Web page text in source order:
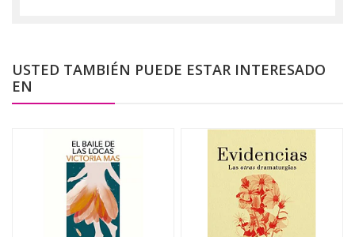
USTED TAMBIÉN PUEDE ESTAR INTERESADO
EN